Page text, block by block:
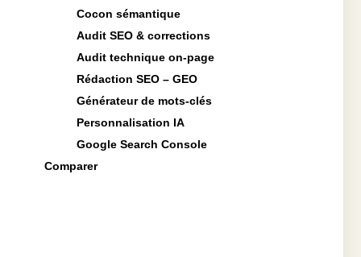
Cocon sémantique
Audit SEO & corrections
Audit technique on-page
Rédaction SEO – GEO
Générateur de mots-clés
Personnalisation IA
Google Search Console
Comparer